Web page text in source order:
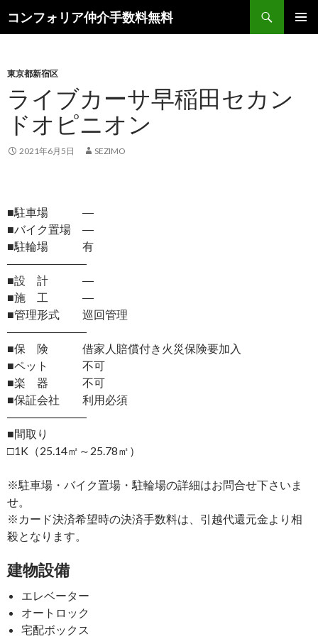
コンフォリア仲介手数料無料
索
ン
ツ
ス
キ
ッ
東京都新宿区
ライブカーサ早稲田セカン
ドオピニオン
2021年6月5日 SEZIMO
■駐車場 ―
■バイク置場 ―
■駐輪場 有
―――――――
■設 計 ―
■施 工 ―
■管理形式 巡回管理
―――――――
■保 険 借家人賠償付き火災保険要加入
■ペット 不可
■楽 器 不可
■保証会社 利用必須
―――――――
■間取り
□1K（25.14㎡～25.78㎡）
※駐車場・バイク置場・駐輪場の詳細はお問合せ下さいま
せ。
※カード決済希望時の決済手数料は、引越代還元金より相
殺となります。
建物設備
エレベーター
オートロック
宅配ボックス